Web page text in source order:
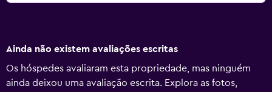
Ainda não existem avaliações escritas
Os hóspedes avaliaram esta propriedade, mas ninguém
ainda deixou uma avaliação escrita. Explora as fotos,